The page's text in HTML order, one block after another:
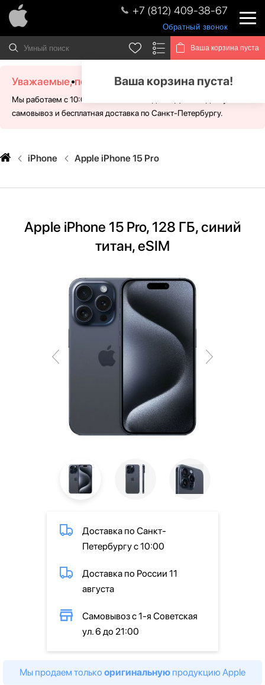
+7 (812) 409-38-67
Обратный звонок
Ваша корзина пуста
Ваша корзина пуста!
Уважаемые, посетители!
Мы работаем с 10:00 - 21:00 без выходных. Для Вас доступен
самовывоз и бесплатная доставка по Санкт-Петербургу.
iPhone Apple iPhone 15 Pro
Apple iPhone 15 Pro, 128 ГБ, синий
титан, eSIM
Доставка по Санкт-
Петербургу с 10:00
Доставка по России 11
августа
Самовывоз с 1-я Советская
ул. 6 до 21:00
Мы продаем только оригинальную продукцию Apple